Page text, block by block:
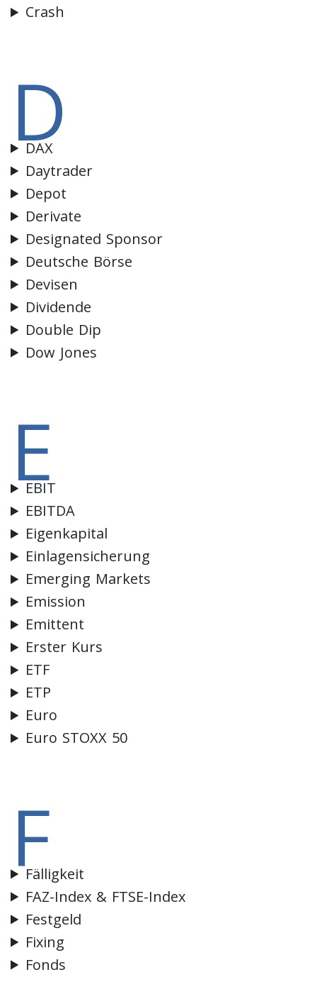
Crash
D
DAX
Daytrader
Depot
Derivate
Designated Sponsor
Deutsche Börse
Devisen
Dividende
Double Dip
Dow Jones
E
EBIT
EBITDA
Eigenkapital
Einlagensicherung
Emerging Markets
Emission
Emittent
Erster Kurs
ETF
ETP
Euro
Euro STOXX 50
F
Fälligkeit
FAZ-Index & FTSE-Index
Festgeld
Fixing
Fonds